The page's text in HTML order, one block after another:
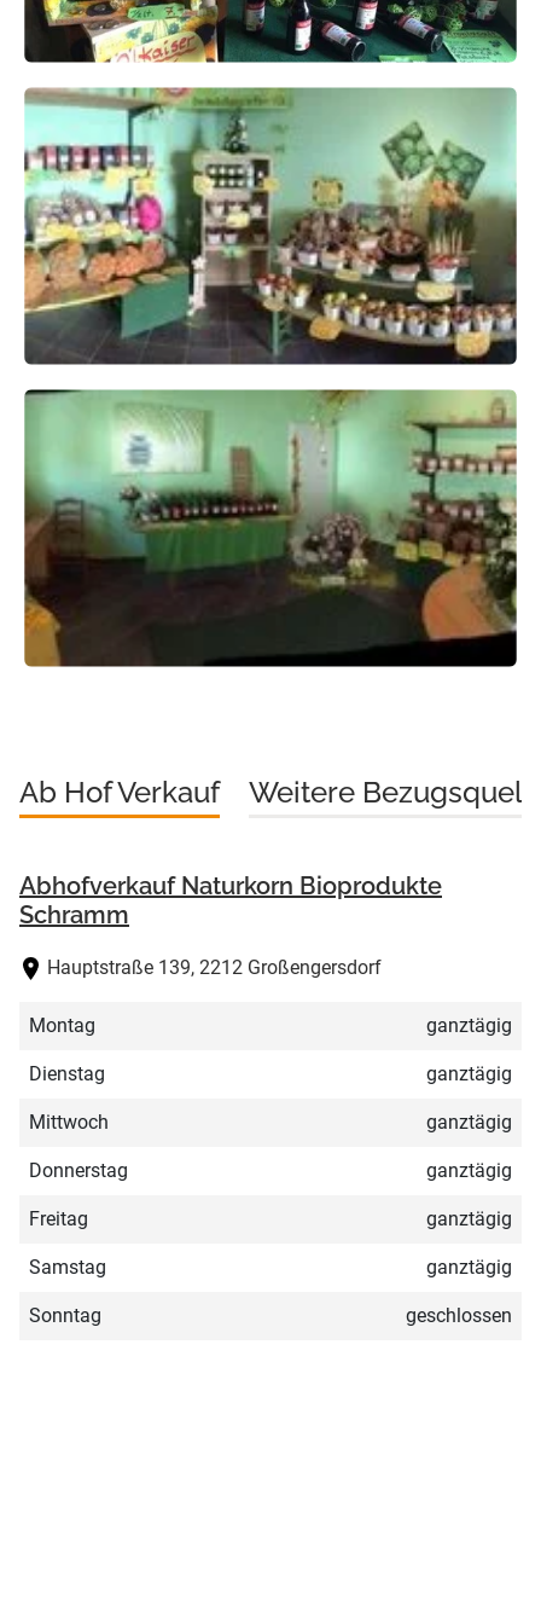
Ab Hof Verkauf Weitere
Abhofverkauf Naturkorn Bioprodukte
Schramm
Hauptstraße 139, 2212 Großengersdorf
Montag ganztägig
Dienstag ganztägig
Mittwoch ganztägig
Donnerstag ganztägig
Freitag ganztägig
Samstag ganztägig
Sonntag geschlossen